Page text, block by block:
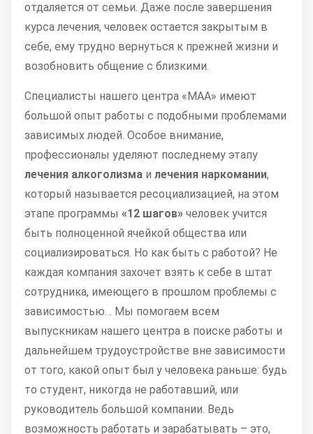
отдаляется от семьи. Даже после завершения
курса лечения, человек остается закрытым в
себе, ему трудно вернуться к прежней жизни и
возобновить общение с близкими.
Специалисты нашего центра «МАА» имеют
большой опыт работы с подобными проблемами
зависимых людей. Особое внимание,
профессионалы уделяют последнему этапу
лечения алкоголизма и лечения наркомании,
который называется ресоциализацией, на этом
этапе программы «12 шагов» человек учится
быть полноценной ячейкой общества или
социализироваться. Но как быть с работой? Не
каждая компания захочет взять к себе в штат
сотрудника, имеющего в прошлом проблемы с
зависимостью… Мы помогаем всем
выпускникам нашего центра в поиске работы и
дальнейшем трудоустройстве вне зависимости
от того, какой опыт был у человека раньше: будь
то студент, никогда не работавший, или
руководитель большой компании. Ведь
возможность работать и зарабатывать – это,